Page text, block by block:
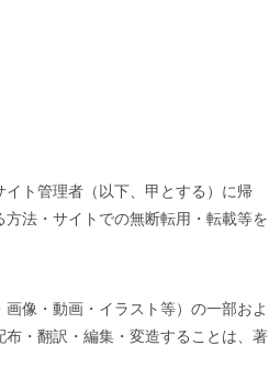
ト管理者（以下、甲とする）に帰
法・サイトでの無断転用・転載等を
像・動画・イラスト等）の一部およ
・翻訳・編集・変造することは、著